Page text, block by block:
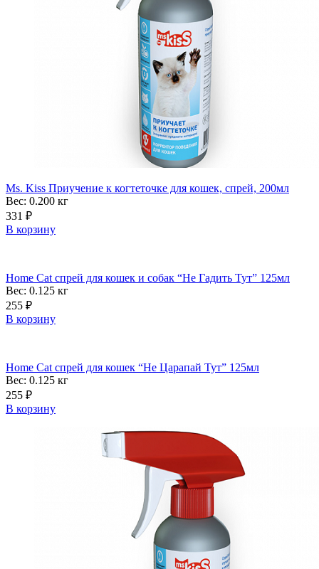
Ms. Kiss Приучение к когтеточке для кошек, спрей, 200мл
Вес: 0.200 кг
331 ₽
В корзину
Home Cat спрей для кошек и собак “Не Гадить Тут” 125мл
Вес: 0.125 кг
255 ₽
В корзину
Home Cat спрей для кошек “Не Царапай Тут” 125мл
Вес: 0.125 кг
255 ₽
В корзину